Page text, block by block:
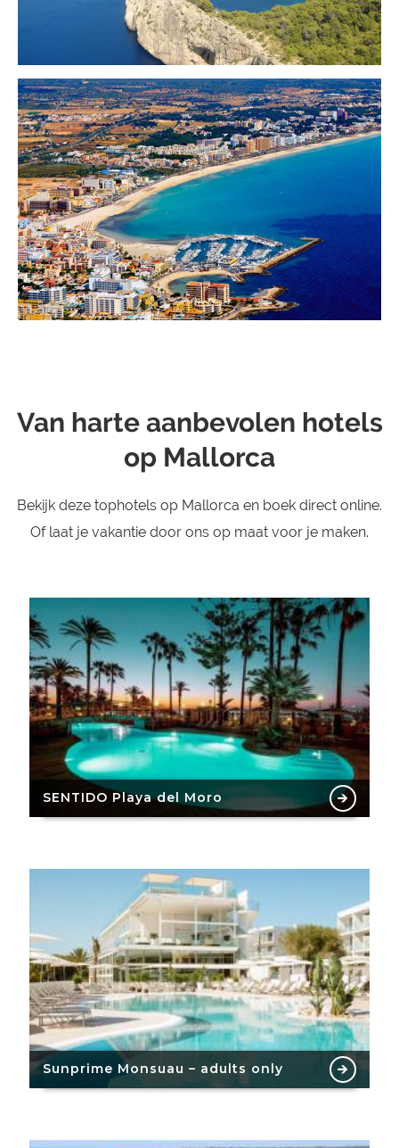
Van harte aanbevolen hotels
op Mallorca
Bekijk deze tophotels op Mallorca en boek direct online.
Of laat je vakantie door ons op maat voor je maken.
SENTIDO Playa del Moro
Sunprime Monsuau – adults only